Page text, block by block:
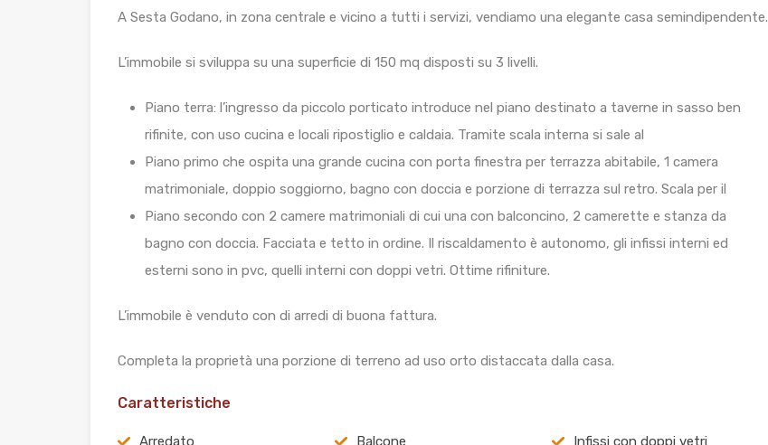
A Sesta Godano, in zona centrale e vicino a tutti i servizi, vendiamo una elegante casa semindipendente.
L’immobile si sviluppa su una superficie di 150 mq disposti su 3 livelli.
Piano terra: l’ingresso da piccolo porticato introduce nel piano destinato a taverne in sasso ben
rifinite, con uso cucina e locali ripostiglio e caldaia. Tramite scala interna si sale al
Piano primo che ospita una grande cucina con porta finestra per terrazza abitabile, 1 camera
matrimoniale, doppio soggiorno, bagno con doccia e porzione di terrazza sul retro. Scala per il
Piano secondo con 2 camere matrimoniali di cui una con balconcino, 2 camerette e stanza da
bagno con doccia. Facciata e tetto in ordine. Il riscaldamento è autonomo, gli infissi interni ed
esterni sono in pvc, quelli interni con doppi vetri. Ottime rifiniture.
L’immobile è venduto con di arredi di buona fattura.
Completa la proprietà una porzione di terreno ad uso orto distaccata dalla casa.
Caratteristiche
Arredato Balcone Infissi con doppi vetri